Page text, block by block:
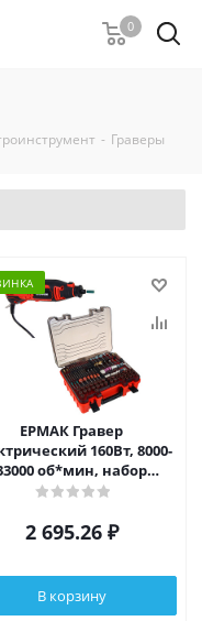
0
- Граверы
ЕРМАК Гравер
160Вт, 8000-
об*мин, набор
аксессуаров 289 пр.
2 695.26₽
В корзину